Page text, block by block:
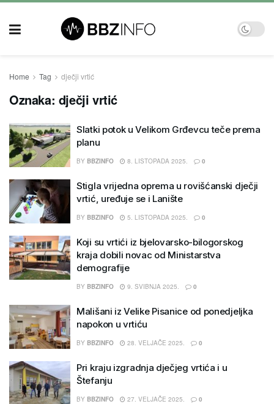
Home Tag dječji vrtić
Oznaka: dječji vrtić
Slatki potok u Velikom Grđevcu teče prema
planu
BY BBZINFO 8. LISTOPADA 2025. 0
Stigla vrijedna oprema u rovišćanski dječji
vrtić, uređuje se i Lanište
BY BBZINFO 5. LISTOPADA 2025. 0
Koji su vrtići iz bjelovarsko-bilogorskog
kraja dobili novac od Ministarstva
demografije
BY BBZINFO 9. SVIBNJA 2025. 0
Mališani iz Velike Pisanice od ponedjeljka
napokon u vrtiću
BY BBZINFO 28. VELJAČE 2025. 0
Pri kraju izgradnja dječjeg vrtića i u
Štefanju
BY BBZINFO 27. VELJAČE 2025. 0